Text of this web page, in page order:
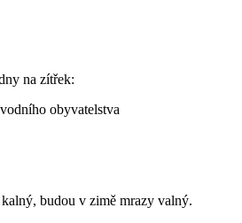
na zítřek:
obyvatelstva
budou v zimě mrazy valný.